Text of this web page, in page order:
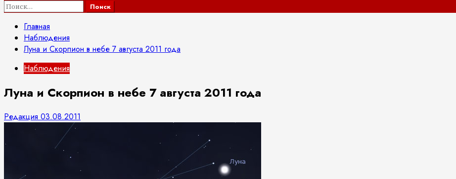
Найти:
Главная
Наблюдения
Луна и Скорпион в небе 7 августа 2011 года
Наблюдения
Луна и Скорпион в небе 7 августа 2011 года
Редакция 03.08.2011